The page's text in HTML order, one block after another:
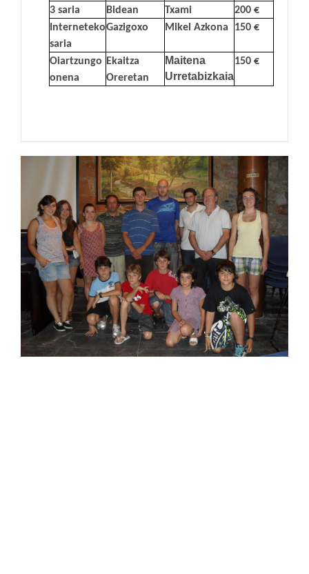
3 saria
Bidean Txami
200 €
Interneteko
saria
Gazigoxo Mikel Azkona 150 €
Oiartzungo
onena
Ekaitza
Oreretan
Maitena
Urretabizkaia
150 €